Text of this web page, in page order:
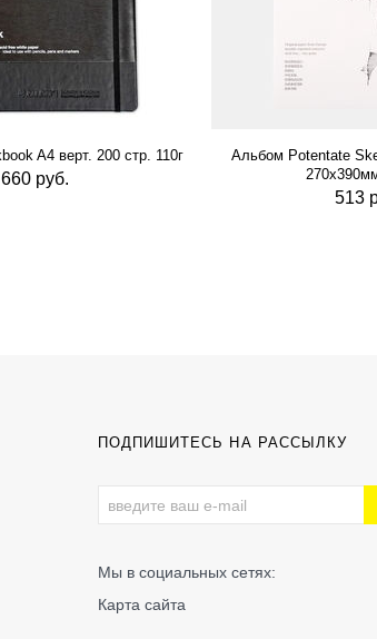
A4 верт. 200 стр. 110г
руб.
Альбом Potentate
513
ПОДПИШИТЕСЬ НА РАССЫЛКУ
Мы в социальных сетях:
Карта сайта